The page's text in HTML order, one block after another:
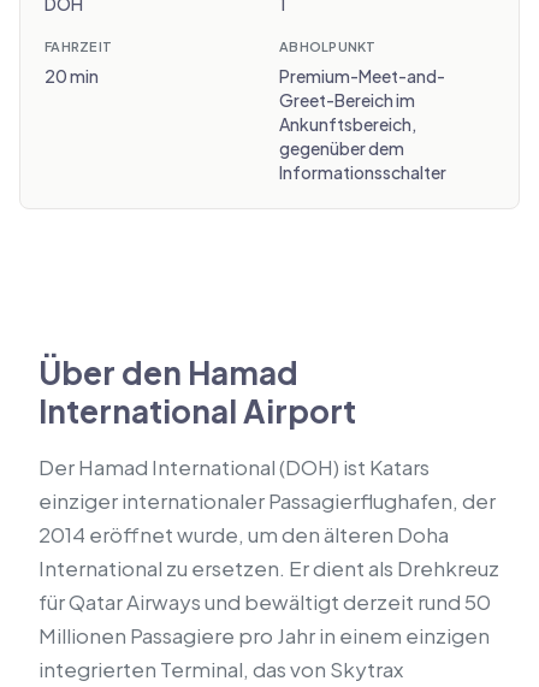
FAHRZEIT
20 min
ABHOLPUNKT
Premium-Meet-and-
Greet-Bereich im
Ankunftsbereich,
gegenüber dem
Informationsschalter
Über den Hamad
International Airport
Der Hamad International (DOH) ist Katars
einziger internationaler Passagierflughafen, der
2014 eröffnet wurde, um den älteren Doha
International zu ersetzen. Er dient als Drehkreuz
für Qatar Airways und bewältigt derzeit rund 50
Millionen Passagiere pro Jahr in einem einzigen
integrierten Terminal, das von Skytrax